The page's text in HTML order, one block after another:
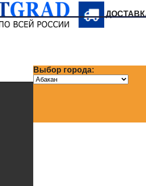
Выбор города: